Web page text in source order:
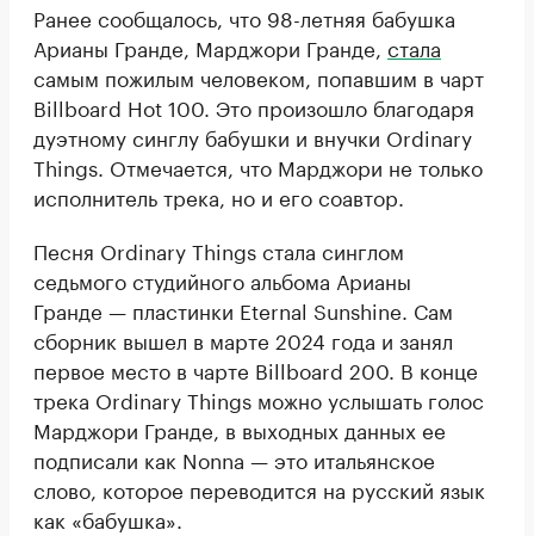
Ранее сообщалось, что 98-летняя бабушка
Арианы Гранде, Марджори Гранде, стала
самым пожилым человеком, попавшим в чарт
Billboard Hot 100. Это произошло благодаря
дуэтному синглу бабушки и внучки Ordinary
Things. Отмечается, что Марджори не только
исполнитель трека, но и его соавтор.
Песня Ordinary Things стала синглом
седьмого студийного альбома Арианы
Гранде — пластинки Eternal Sunshine. Сам
сборник вышел в марте 2024 года и занял
первое место в чарте Billboard 200. В конце
трека Ordinary Things можно услышать голос
Марджори Гранде, в выходных данных ее
подписали как Nonna — это итальянское
слово, которое переводится на русский язык
как «бабушка».